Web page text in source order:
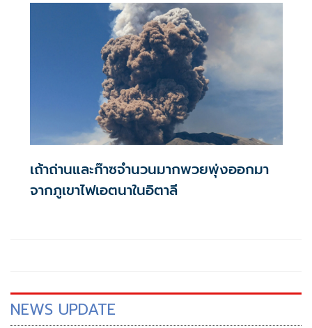
เถ้าถ่านและก๊าซจำนวนมากพวยพุ่งออกมา
จากภูเขาไฟเอตนาในอิตาลี
NEWS UPDATE